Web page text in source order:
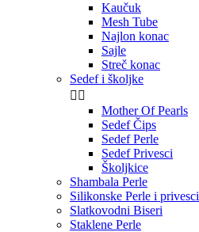
Kaučuk
Mesh Tube
Najlon konac
Sajle
Streč konac
Sedef i školjke
 
Mother Of Pearls
Sedef Čips
Sedef Perle
Sedef Privesci
Školjkice
Shambala Perle
Silikonske Perle i privesci
Slatkovodni Biseri
Staklene Perle